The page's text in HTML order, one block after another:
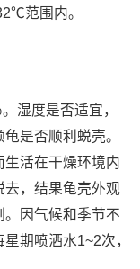
范围内。
湿度是否适宜，
是否顺利蜕壳。
生活在干燥环境内
去，结果龟壳外观
因气候和季节不
期喷洒水1~2次，